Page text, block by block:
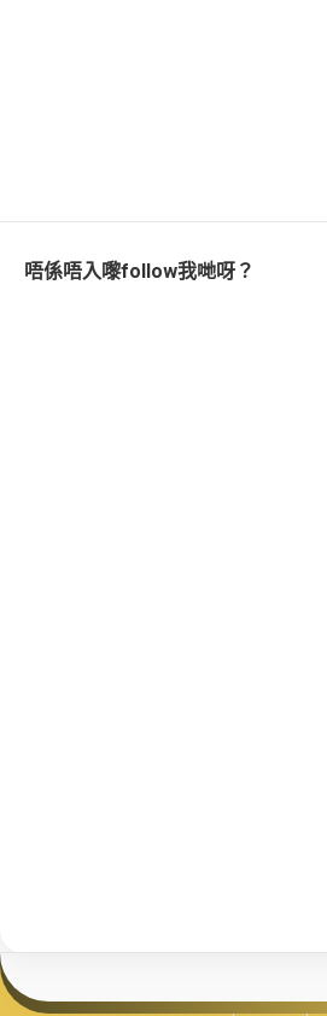
唔係唔入嚟follow我哋呀？